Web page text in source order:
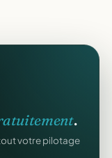
.
votre pilotage